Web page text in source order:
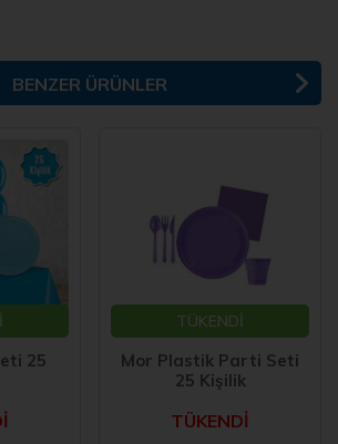
BENZER ÜRÜNLER
25
TÜKENDİ
Mor Plastik Parti Seti
25 Kişilik
TÜKENDİ